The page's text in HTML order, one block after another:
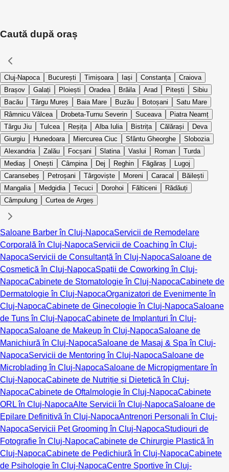
Caută după oraș
Cluj-Napoca București Timișoara Iași Constanța
Craiova
Brașov
Galați Ploiești Oradea Brăila Arad Pitești
Sibiu
Bacău
Târgu Mureș Baia Mare Buzău Botoșani
Satu Mare
Râmnicu Vâlcea
Drobeta-Turnu Severin Suceava
Piatra Neamț
Târgu Jiu
Tulcea Reșița Alba Iulia Bistrița Călărași
Deva
Giurgiu
Hunedoara Miercurea Ciuc Sfântu Gheorghe
Slobozia
Alexandria
Zalău Focșani Slatina Vaslui Roman
Turda
Mediaș
Onești Câmpina Dej Reghin Făgăraș
Lugoj
Caransebeș
Petroșani Târgoviște Moreni Caracal
Băilești
Mangalia
Medgidia Tecuci Dorohoi Fălticeni
Rădăuți
Câmpulung
Curtea de Argeș
Saloane Barber în Cluj-NapocaServicii de Remodelare
Corporală în Cluj-NapocaServicii de Coaching în Cluj-
NapocaServicii de Consultanță în Cluj-NapocaSaloane de
Cosmetică în Cluj-NapocaSpații de Coworking în Cluj-
NapocaCabinete de Stomatologie în Cluj-NapocaCabinete de
Dermatologie în Cluj-NapocaOrganizatori de Evenimente în
Cluj-NapocaCabinete de Ginecologie în Cluj-NapocaSaloane
de Tuns în Cluj-NapocaCabinete de Implanturi în Cluj-
NapocaSaloane de Makeup în Cluj-NapocaSaloane de
Manichiură în Cluj-NapocaSaloane de Masaj & Spa în Cluj-
NapocaServicii de Mentoring în Cluj-NapocaSaloane de
Microblading în Cluj-NapocaSaloane de Micropigmentare în
Cluj-NapocaCabinete de Nutriție și Dietetică în Cluj-
NapocaCabinete de Oftalmologie în Cluj-NapocaCabinete
ORL în Cluj-NapocaAlte Servicii în Cluj-NapocaSaloane de
Epilare Definitivă în Cluj-NapocaAntrenori Personali în Cluj-
NapocaServicii Pet Grooming în Cluj-NapocaStudiouri de
Fotografie în Cluj-NapocaCabinete de Chirurgie Plastică în
Cluj-NapocaCabinete de Pedichiură în Cluj-NapocaCabinete
de Psihologie în Cluj-NapocaCentre Sportive în Cluj-